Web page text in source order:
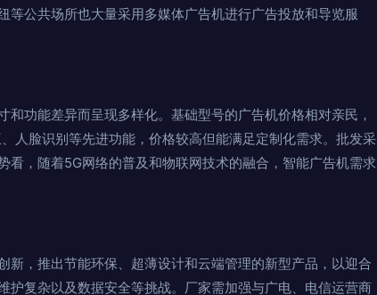
公共场所也大量采用多媒体广告机进行广告投放和导览服
功能差异而呈现多样化。基础型号的广告机价格相对亲民，
人脸识别等先进功能，价格较高但能满足定制化需求。批发采
，随着5G网络的普及和物联网技术的融合，智能广告机需求
，推出节能环保、超薄设计和云端管理的新型产品，以迎合
复杂以及数据安全等挑战。厂家需加强与广电、电信运营商